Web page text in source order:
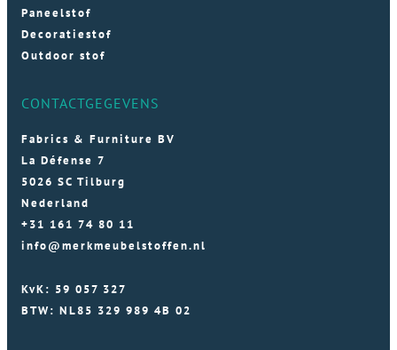
Paneelstof
Decoratiestof
Outdoor stof
CONTACTGEGEVENS
Fabrics & Furniture BV
La Défense 7
5026 SC Tilburg
Nederland
+31 161 74 80 11
info@merkmeubelstoffen.nl
KvK: 59 057 327
BTW: NL85 329 989 4B 02